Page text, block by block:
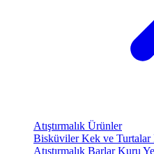
Atıştırmalık Ürünler
BisküvilerKek ve Turtalar
Atıştırmalık BarlarKuru